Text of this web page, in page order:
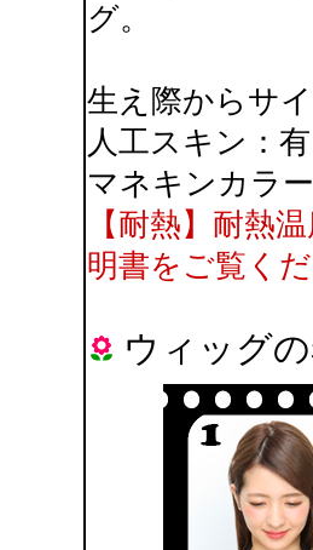
グ。
生え際からサ
人工スキン：有
マネキンカラ
【耐熱】耐熱
明書をご覧く
ウィッグ